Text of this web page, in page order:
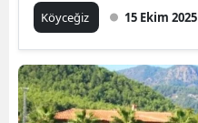
Köyceğiz 15 Ekim 2025